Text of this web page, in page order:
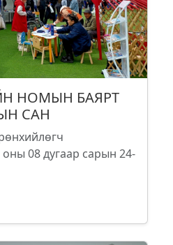
НОМЫН БАЯРТ
САН
08 дугаар сарын 24-